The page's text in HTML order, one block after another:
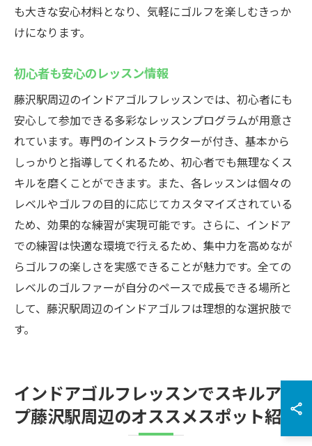
も大きな安心材料となり、気軽にゴルフを楽しむきっか
けになります。
初心者も安心のレッスン情報
藤沢駅周辺のインドアゴルフレッスンでは、初心者にも
安心して参加できる多彩なレッスンプログラムが用意さ
れています。専門のインストラクターが付き、基本から
しっかりと指導してくれるため、初心者でも無理なくス
キルを磨くことができます。また、各レッスンは個々の
レベルやゴルフの目的に応じてカスタマイズされている
ため、効果的な練習が実現可能です。さらに、インドア
での練習は快適な環境で行えるため、集中力を高めなが
らゴルフの楽しさを実感できることが魅力です。全ての
レベルのゴルファーが自分のペースで成長できる場所と
して、藤沢駅周辺のインドアゴルフは理想的な選択肢で
す。
インドアゴルフレッスンでスキルアッ
プ藤沢駅周辺のオススメスポット紹介